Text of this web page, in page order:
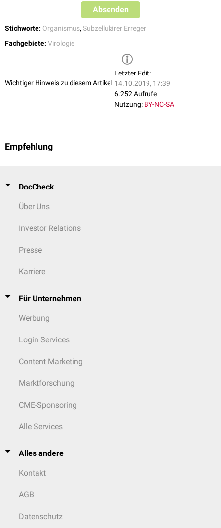
Absenden
Stichworte: Organismus, Subzellulärer Erreger
Fachgebiete: Virologie
Wichtiger Hinweis zu diesem Artikel
Letzter Edit:
14.10.2019, 17:39
6.252 Aufrufe
Nutzung: BY-NC-SA
Empfehlung
DocCheck
Über Uns
Investor Relations
Presse
Karriere
Für Unternehmen
Werbung
Login Services
Content Marketing
Marktforschung
CME-Sponsoring
Alle Services
Alles andere
Kontakt
AGB
Datenschutz